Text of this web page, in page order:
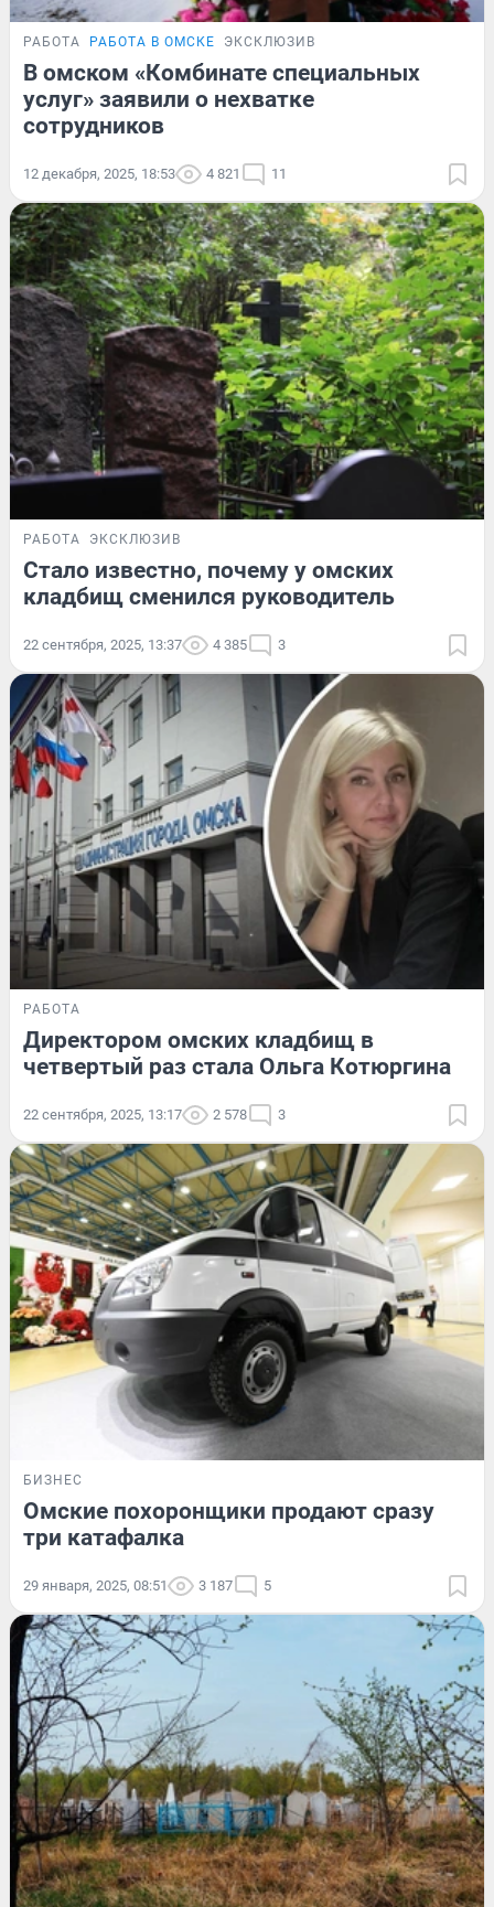
РАБОТА РАБОТА В ОМСКЕ ЭКСКЛЮЗИВ
В омском «Комбинате специальных
услуг» заявили о нехватке
сотрудников
12 декабря, 2025, 18:53 4 821 11
РАБОТА ЭКСКЛЮЗИВ
Стало известно, почему у омских
кладбищ сменился руководитель
22 сентября, 2025, 13:37 4 385 3
РАБОТА
Директором омских кладбищ в
четвертый раз стала Ольга Котюргина
22 сентября, 2025, 13:17 2 578 3
БИЗНЕС
Омские похоронщики продают сразу
три катафалка
29 января, 2025, 08:51 3 187 5